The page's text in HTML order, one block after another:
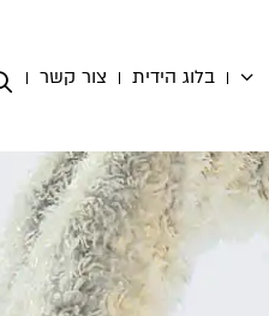
בלוג הידית צור קשר